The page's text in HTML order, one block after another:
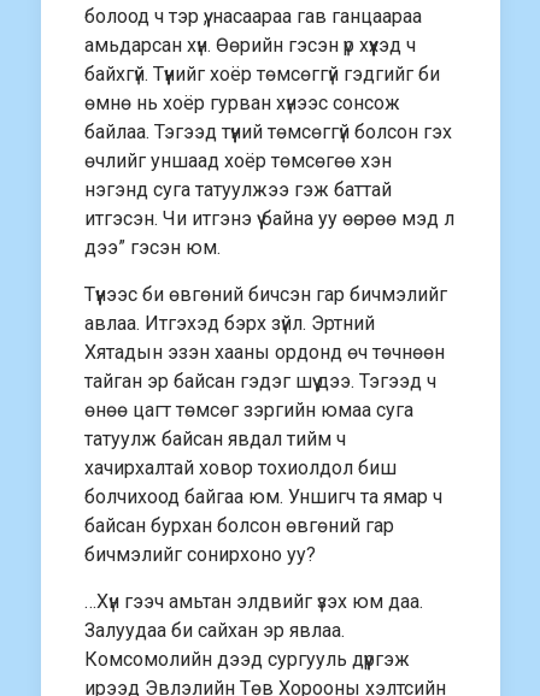
болоод ч тэр үү, насаараа гав ганцаараа
амьдарсан хүн. Өөрийн гэсэн үр хүүхэд ч
байхгүй. Түүнийг хоёр төмсөггүй гэдгийг би
өмнө нь хоёр гурван хүнээс сонсож
байлаа. Тэгээд түүний төмсөггүй болсон гэх
өчлийг уншаад хоёр төмсөгөө хэн
нэгэнд суга татуулжээ гэж баттай
итгэсэн. Чи итгэнэ үү байна уу өөрөө мэд л
дээ” гэсэн юм.
Түүнээс би өвгөний бичсэн гар бичмэлийг
авлаа. Итгэхэд бэрх зүйл. Эртний
Хятадын эзэн хааны ордонд өч төчнөөн
тайган эр байсан гэдэг шүү дээ. Тэгээд ч
өнөө цагт төмсөг зэргийн юмаа суга
татуулж байсан явдал тийм ч
хачирхалтай ховор тохиолдол биш
болчихоод байгаа юм. Уншигч та ямар ч
байсан бурхан болсон өвгөний гар
бичмэлийг сонирхоно уу?
…Хүн гээч амьтан элдвийг үзэх юм даа.
Залуудаа би сайхан эр явлаа.
Комсомолийн дээд сургууль дүүргэж
ирээд Эвлэлийн Төв Хорооны хэлтсийн